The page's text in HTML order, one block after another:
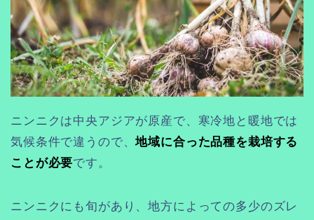
ニンニクは中央アジアが原産で、寒冷地と暖地では
気候条件で違うので、地域に合った品種を栽培する
ことが必要です。
ニンニクにも旬があり、地方によっての多少のズレ